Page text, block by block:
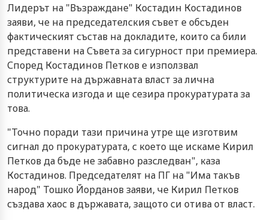
Лидерът на "Възраждане" Костадин Костадинов
заяви, че на председателския съвет е обсъден
фактическият състав на докладите, които са били
представени на Съвета за сигурност при премиера.
Според Костадинов Петков е използвал
структурите на държавната власт за лична
политическа изгода и ще сезира прокуратурата за
това.
"Точно поради тази причина утре ще изготвим
сигнал до прокуратурата, с което ще искаме Кирил
Петков да бъде не забавно разследван", каза
Костадинов. Председателят на ПГ на "Има такъв
народ" Тошко Йорданов заяви, че Кирил Петков
създава хаос в държавата, защото си отива от власт.